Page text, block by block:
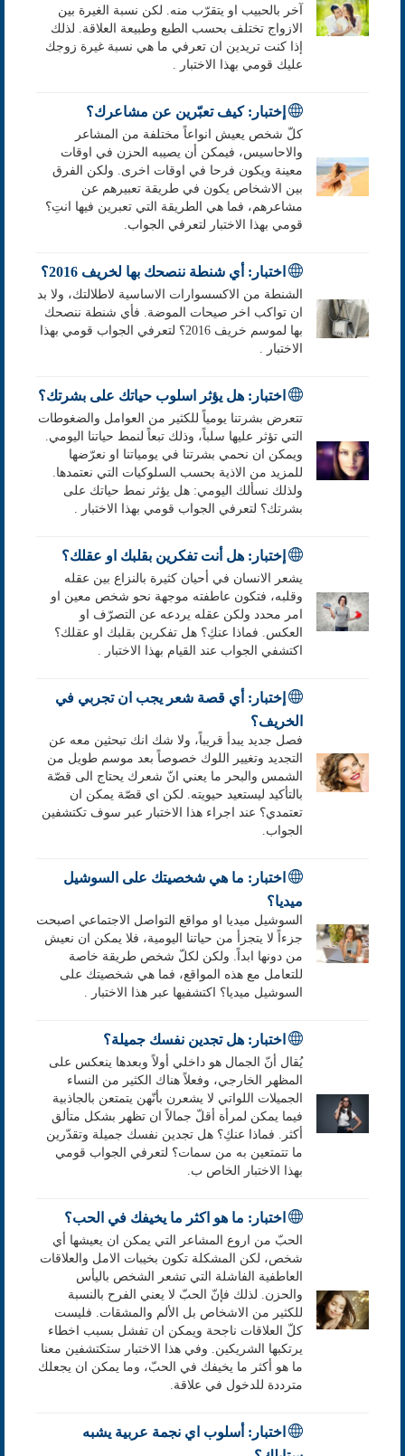
آخر بالحبيب او يتقرّب منه. لكن نسبة الغيرة بين
الازواج تختلف بحسب الطبع وطبيعة العلاقة. لذلك
إذا كنت تريدين ان تعرفي ما هي نسبة غيرة زوجك
عليك قومي بهذا الاختبار .
إختبار: كيف تعبّرين عن مشاعرك؟
كلّ شخص يعيش انواعاً مختلفة من المشاعر
والاحاسيس، فيمكن أن يصيبه الحزن في اوقات
معينة ويكون فرحا في اوقات اخرى. ولكن الفرق
بين الاشخاص يكون في طريقة تعبيرهم عن
مشاعرهم، فما هي الطريقة التي تعبرين فيها انتِ؟
قومي بهذا الاختبار لتعرفي الجواب.
اختبار: أي شنطة ننصحك بها لخريف 2016؟
الشنطة من الاكسسوارات الاساسية لاطلالتك، ولا بد
ان تواكب اخر صيحات الموضة. فأي شنطة ننصحك
بها لموسم خريف 2016؟ لتعرفي الجواب قومي بهذا
الاختبار .
اختبار: هل يؤثر اسلوب حياتك على بشرتك؟
تتعرض بشرتنا يومياً للكثير من العوامل والضغوطات
التي تؤثر عليها سلباً، وذلك تبعاً لنمط حياتنا اليومي.
ويمكن ان نحمي بشرتنا في يومياتنا او نعرّضها
للمزيد من الاذية بحسب السلوكيات التي نعتمدها.
ولذلك نسألك اليومي: هل يؤثر نمط حياتك على
بشرتك؟ لتعرفي الجواب قومي بهذا الاختبار .
إختبار: هل أنت تفكرين بقلبك او عقلك؟
يشعر الانسان في أحيان كثيرة بالنزاع بين عقله
وقلبه، فتكون عاطفته موجهة نحو شخص معين او
امر محدد ولكن عقله يردعه عن التصرّف او
العكس. فماذا عنكِ؟ هل تفكرين بقلبك او عقلك؟
اكتشفي الجواب عند القيام بهذا الاختبار .
إختبار: أي قصة شعر يجب ان تجربي في
الخريف؟
فصل جديد يبدأ قريباً، ولا شك انك تبحثين معه عن
التجديد وتغيير اللوك خصوصاً بعد موسم طويل من
الشمس والبحر ما يعني انّ شعرك يحتاج الى قصّة
بالتأكيد ليستعيد حيويته. لكن اي قصّة يمكن ان
تعتمدي؟ عند اجراء هذا الاختبار عبر سوف تكتشفين
الجواب.
اختبار: ما هي شخصيتك على السوشيل
ميديا؟
السوشيل ميديا او مواقع التواصل الاجتماعي اصبحت
جزءاً لا يتجزأ من حياتنا اليومية، فلا يمكن ان نعيش
من دونها ابداً. ولكن لكلّ شخص طريقة خاصة
للتعامل مع هذه المواقع، فما هي شخصيتك على
السوشيل ميديا؟ اكتشفيها عبر هذا الاختبار .
اختبار: هل تجدين نفسك جميلة؟
يُقال أنّ الجمال هو داخلي أولاً وبعدها ينعكس على
المظهر الخارجي، وفعلاً هناك الكثير من النساء
الجميلات اللواتي لا يشعرن بأنّهن يتمتعن بالجاذبية
فيما يمكن لمرأة أقلّ جمالاً ان تظهر بشكل متألق
أكثر. فماذا عنكِ؟ هل تجدين نفسك جميلة وتقدّرين
ما تتمتعين به من سمات؟ لتعرفي الجواب قومي
بهذا الاختبار الخاص ب.
اختبار: ما هو اكثر ما يخيفك في الحب؟
الحبّ من اروع المشاعر التي يمكن ان يعيشها أي
شخص، لكن المشكلة تكون بخيبات الامل والعلاقات
العاطفية الفاشلة التي تشعر الشخص باليأس
والحزن. لذلك فإنّ الحبّ لا يعني الفرح بالنسبة
للكثير من الاشخاص بل الألم والمشقات. فليست
كلّ العلاقات ناجحة ويمكن ان تفشل بسبب اخطاء
يرتكبها الشريكين. وفي هذا الاختبار ستكتشفين معنا
ما هو أكثر ما يخيفك في الحبّ، وما يمكن ان يجعلك
مترددة للدخول في علاقة.
اختبار: أسلوب اي نجمة عربية يشبه